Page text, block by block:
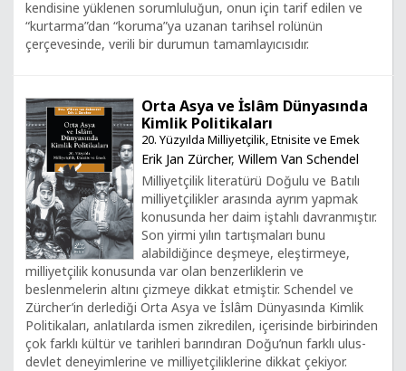
kendisine yüklenen sorumluluğun, onun için tarif edilen ve
“kurtarma”dan “koruma”ya uzanan tarihsel rolünün
çerçevesinde, verili bir durumun tamamlayıcısıdır.
Orta Asya ve İslâm Dünyasında
Kimlik Politikaları
20. Yüzyılda Milliyetçilik, Etnisite ve Emek
Erik Jan Zürcher, Willem Van Schendel
Milliyetçilik literatürü Doğulu ve Batılı
milliyetçilikler arasında ayrım yapmak
konusunda her daim iştahlı davranmıştır.
Son yirmi yılın tartışmaları bunu
alabildiğince deşmeye, eleştirmeye,
milliyetçilik konusunda var olan benzerliklerin ve
beslenmelerin altını çizmeye dikkat etmiştir. Schendel ve
Zürcher’in derlediği Orta Asya ve İslâm Dünyasında Kimlik
Politikaları, anlatılarda ismen zikredilen, içerisinde birbirinden
çok farklı kültür ve tarihleri barındıran Doğu’nun farklı ulus-
devlet deneyimlerine ve milliyetçiliklerine dikkat çekiyor.